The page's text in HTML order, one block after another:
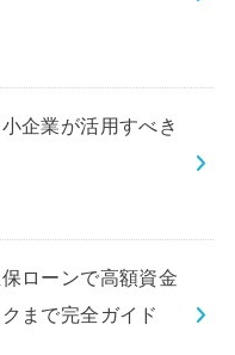
企業が活用すべき
ローンで高額資金
まで完全ガイド